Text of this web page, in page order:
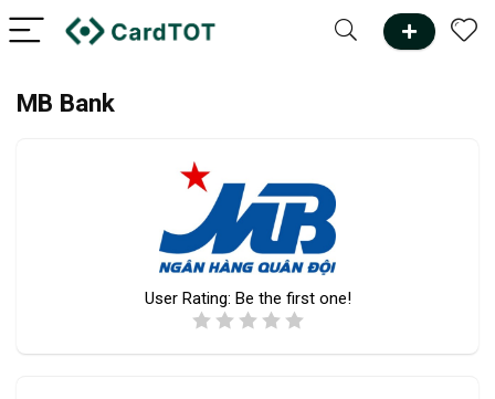
MB Bank
User Rating: Be the first one!